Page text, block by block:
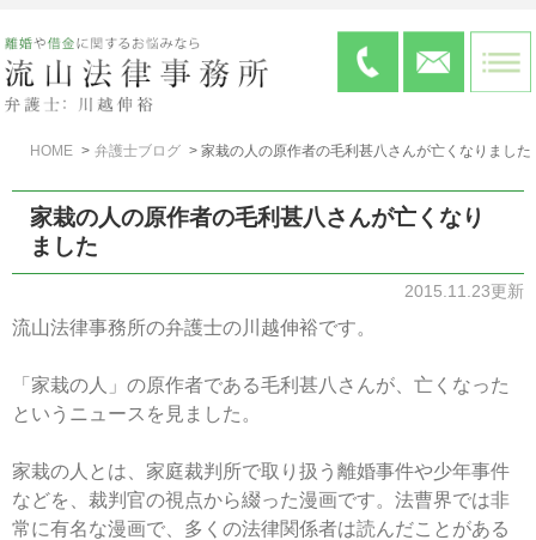
HOME 弁護士ブログ 家栽の人の原作者の毛利甚八さんが亡くなりました
家栽の人の原作者の毛利甚八さんが亡くなり
ました
2015.11.23更新
流山法律事務所の弁護士の川越伸裕です。
「家栽の人」の原作者である毛利甚八さんが、亡くなった
というニュースを見ました。
家栽の人とは、家庭裁判所で取り扱う離婚事件や少年事件
などを、裁判官の視点から綴った漫画です。法曹界では非
常に有名な漫画で、多くの法律関係者は読んだことがある